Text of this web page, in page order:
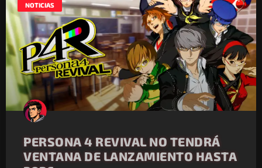
NOTICIAS
PERSONA 4 REVIVAL NO TENDRÁ
VENTANA DE LANZAMIENTO HASTA